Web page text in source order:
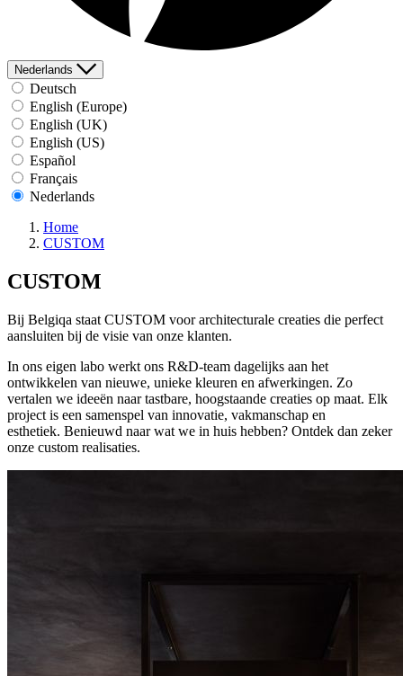
Nederlands
Deutsch
English (Europe)
English (UK)
English (US)
Español
Français
Nederlands
Home
CUSTOM
CUSTOM
Bij Belgiqa staat CUSTOM voor architecturale creaties die perfect
aansluiten bij de visie van onze klanten.
In ons eigen labo werkt ons R&D-team dagelijks aan het
ontwikkelen van nieuwe, unieke kleuren en afwerkingen. Zo
vertalen we ideeën naar tastbare, hoogstaande creaties op maat. Elk
project is een samenspel van innovatie, vakmanschap en
esthetiek. Benieuwd naar wat we in huis hebben? Ontdek dan zeker
onze custom realisaties.